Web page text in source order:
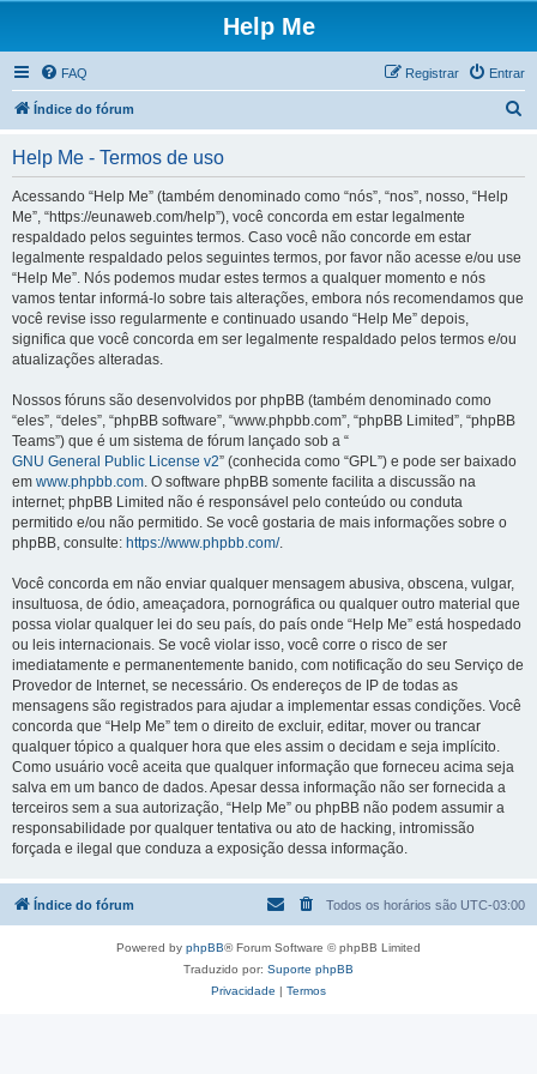
Help Me
FAQ Entrar
Registrar
Índice do fórum
Help Me - Termos de uso
Acessando “Help Me” (também denominado como “nós”, “nos”, nosso, “Help
Me”, “https://eunaweb.com/help”), você concorda em estar legalmente
respaldado pelos seguintes termos. Caso você não concorde em estar
legalmente respaldado pelos seguintes termos, por favor não acesse e/ou use
“Help Me”. Nós podemos mudar estes termos a qualquer momento e nós
vamos tentar informá-lo sobre tais alterações, embora nós recomendamos que
você revise isso regularmente e continuado usando “Help Me” depois,
significa que você concorda em ser legalmente respaldado pelos termos e/ou
atualizações alteradas.
Nossos fóruns são desenvolvidos por phpBB (também denominado como
“eles”, “deles”, “phpBB software”, “www.phpbb.com”, “phpBB Limited”, “phpBB
Teams”) que é um sistema de fórum lançado sob a “
GNU General Public License v2” (conhecida como “GPL”) e pode ser baixado
em www.phpbb.com. O software phpBB somente facilita a discussão na
internet; phpBB Limited não é responsável pelo conteúdo ou conduta
permitido e/ou não permitido. Se você gostaria de mais informações sobre o
phpBB, consulte: https://www.phpbb.com/.
Você concorda em não enviar qualquer mensagem abusiva, obscena, vulgar,
insultuosa, de ódio, ameaçadora, pornográfica ou qualquer outro material que
possa violar qualquer lei do seu país, do país onde “Help Me” está hospedado
ou leis internacionais. Se você violar isso, você corre o risco de ser
imediatamente e permanentemente banido, com notificação do seu Serviço de
Provedor de Internet, se necessário. Os endereços de IP de todas as
mensagens são registrados para ajudar a implementar essas condições. Você
concorda que “Help Me” tem o direito de excluir, editar, mover ou trancar
qualquer tópico a qualquer hora que eles assim o decidam e seja implícito.
Como usuário você aceita que qualquer informação que forneceu acima seja
salva em um banco de dados. Apesar dessa informação não ser fornecida a
terceiros sem a sua autorização, “Help Me” ou phpBB não podem assumir a
responsabilidade por qualquer tentativa ou ato de hacking, intromissão
forçada e ilegal que conduza a exposição dessa informação.
Índice do fórum Todos os horários são UTC-03:00
Powered by phpBB® Forum Software © phpBB Limited
Traduzido por: Suporte phpBB
Privacidade | Termos